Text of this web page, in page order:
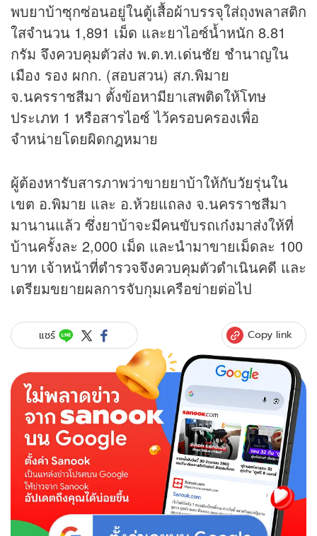
พบยาบ้าซุกซ่อนอยู่ในตู้เสื้อผ้าบรรจุใส่ถุงพลาสติก
ใสจำนวน 1,891 เม็ด และยาไอซ์น้ำหนัก 8.81
กรัม จึงควบคุมตัวส่ง พ.ต.ท.เด่นชัย ชำนาญใน
เมือง รอง ผกก. (สอบสวน) สภ.พิมาย
จ.นครราชสีมา ตั้งข้อหามียาเสพติดให้โทษ
ประเภท 1 หรือสารไอซ์ ไว้ครอบครองเพื่อ
จำหน่ายโดยผิดกฎหมาย
ผู้ต้องหารับสารภาพว่าขายยาบ้าให้กับวัยรุ่นใน
เขต อ.พิมาย และ อ.ห้วยแถลง จ.นครราชสีมา
มานานแล้ว ซึ่งยาบ้าจะมีคนขับรถเก๋งมาส่งให้ที่
บ้านครั้งละ 2,000 เม็ด และนำมาขายเม็ดละ 100
บาท เจ้าหน้าที่ตำรวจจึงควบคุมตัวดำเนินคดี และ
เตรียมขยายผลการจับกุมเครือข่ายต่อไป
แชร์ Copy link